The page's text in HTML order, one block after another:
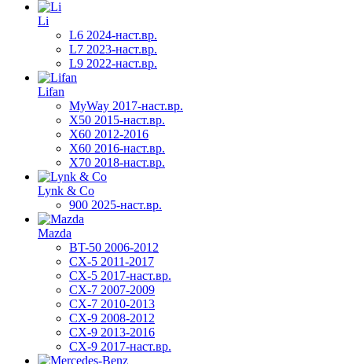
Li
L6 2024-наст.вр.
L7 2023-наст.вр.
L9 2022-наст.вр.
Lifan
MyWay 2017-наст.вр.
X50 2015-наст.вр.
X60 2012-2016
X60 2016-наст.вр.
X70 2018-наст.вр.
Lynk & Co
900 2025-наст.вр.
Mazda
BT-50 2006-2012
CX-5 2011-2017
CX-5 2017-наст.вр.
CX-7 2007-2009
CX-7 2010-2013
CX-9 2008-2012
CX-9 2013-2016
CX-9 2017-наст.вр.